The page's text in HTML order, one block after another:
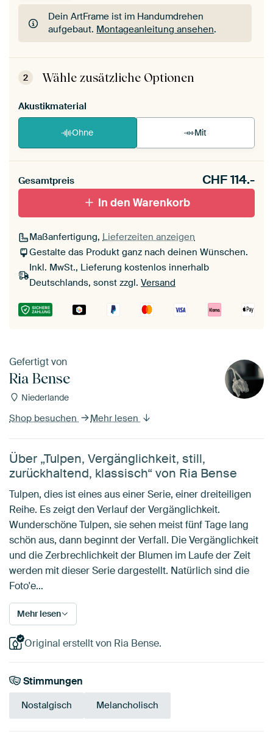
Dein ArtFrame ist im Handumdrehen
aufgebaut. Montageanleitung ansehen.
Dein ArtFrame ist im Handumdrehen
aufgebaut.Montageanleitung ansehen
2 Wähle zusätzliche Optionen
Akustikmaterial
Ohne Mit
Gesamtpreis CHF114.-
In den Warenkorb
Maßanfertigung, Lieferzeiten anzeigen
Gestalte das Produkt ganz nach deinen Wünschen.
Inkl. MwSt., Lieferung kostenlos innerhalb
Deutschlands, sonst zzgl. Versand
Gefertigt von
Ria Bense
Niederlande
Shop besuchen Mehr lesen
Über „Tulpen, Vergänglichkeit, still,
zurückhaltend, klassisch“ von Ria Bense
Tulpen, dies ist eines aus einer Serie, einer dreiteiligen
Reihe. Es zeigt den Verlauf der Vergänglichkeit.
Wunderschöne Tulpen, sie sehen meist fünf Tage lang
schön aus, dann beginnt der Verfall. Die Vergänglichkeit
und die Zerbrechlichkeit der Blumen im Laufe der Zeit
werden mit dieser Serie dargestellt. Natürlich sind die
Foto'e…
Mehr lesen
Original erstellt von Ria Bense.
Stimmungen
Nostalgisch Melancholisch